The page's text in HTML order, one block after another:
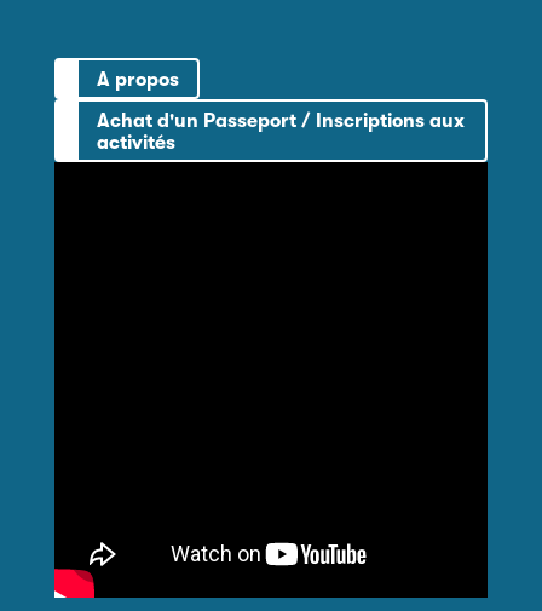
A propos
Achat d'un Passeport / Inscriptions aux
activités